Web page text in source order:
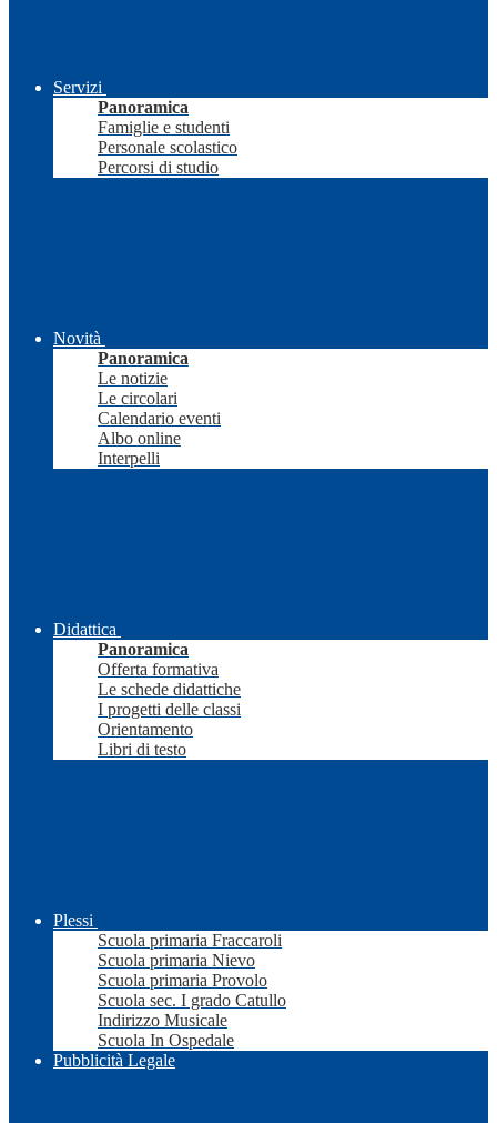
Servizi
Panoramica
Famiglie e studenti
Personale scolastico
Percorsi di studio
Novità
Panoramica
Le notizie
Le circolari
Calendario eventi
Albo online
Interpelli
Didattica
Panoramica
Offerta formativa
Le schede didattiche
I progetti delle classi
Orientamento
Libri di testo
Plessi
Scuola primaria Fraccaroli
Scuola primaria Nievo
Scuola primaria Provolo
Scuola sec. I grado Catullo
Indirizzo Musicale
Scuola In Ospedale
Pubblicità Legale